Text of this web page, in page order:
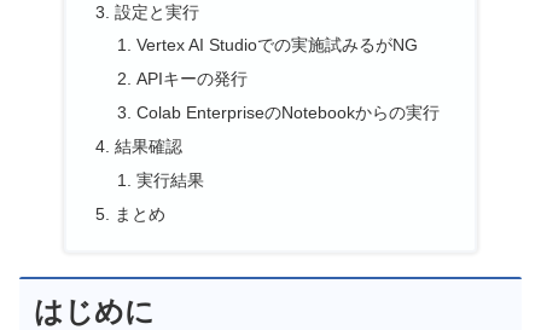
設定と実行
Vertex AI Studioでの実施試みるがNG
APIキーの発行
Colab EnterpriseのNotebookからの実行
結果確認
実行結果
まとめ
はじめに